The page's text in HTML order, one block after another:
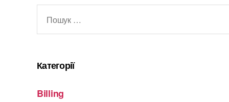
Категорії
Billing